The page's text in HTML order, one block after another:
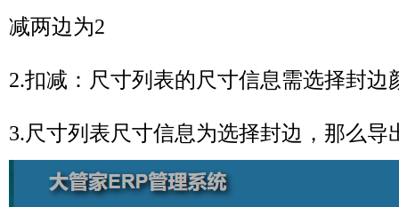
减两边为2
2.扣减：尺寸列表的尺寸信息需选择封
3.尺寸列表尺寸信息为选择封边，那么